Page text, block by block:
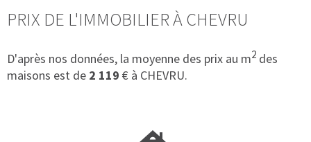
PRIX DE L'IMMOBILIER À CHEVRU
D'après nos données, la moyenne des prix au m2 des
maisons est de 2 119 € à CHEVRU.